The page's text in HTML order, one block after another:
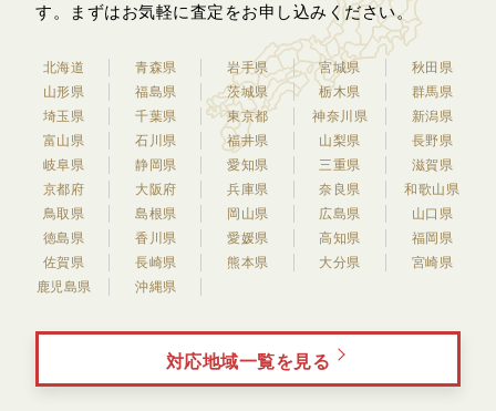
す。
まずはお気軽に査定をお申し込みください。
北海道 青森県 岩手県 宮城県
秋田県
山形県
福島県 茨城県 栃木県
群馬県
埼玉県
千葉県 東京都 神奈川県
新潟県
富山県
石川県 福井県 山梨県
長野県
岐阜県
静岡県 愛知県 三重県
滋賀県
京都府
大阪府 兵庫県 奈良県
和歌山県
鳥取県
島根県 岡山県 広島県
山口県
徳島県
香川県 愛媛県 高知県
福岡県
佐賀県
長崎県 熊本県 大分県
宮崎県
鹿児島県
沖縄県
対応地域一覧を見る